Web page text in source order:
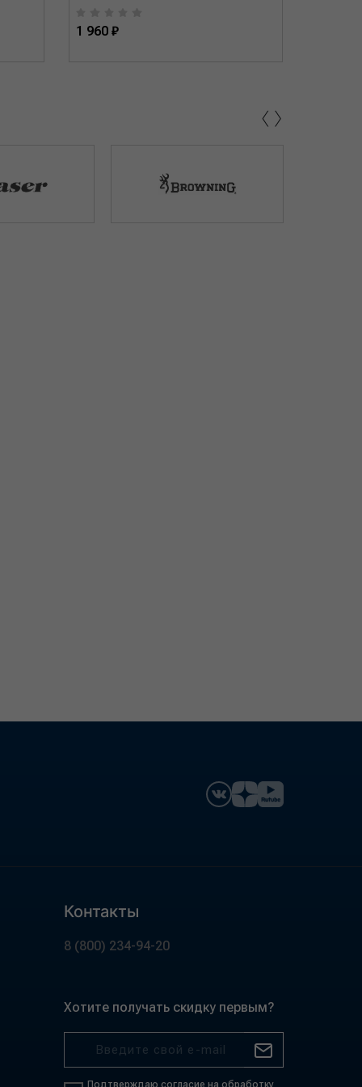
1 960 ₽
‹›
Контакты
8 (800) 234-94-20
Хотите получать скидку первым?